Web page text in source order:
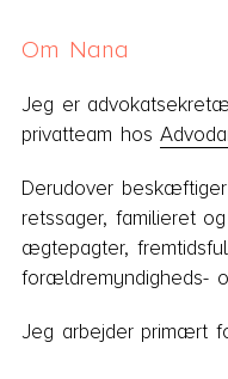
Om Nana
Jeg er
privatteam hos
Derudover
retssager, familieret
ægtepagter,
forældremyndigheds-
Jeg arbejder primært